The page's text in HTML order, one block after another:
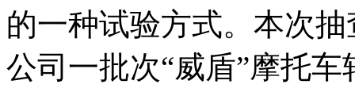
的一种试验方式。本次
公司一批次“威盾”摩托